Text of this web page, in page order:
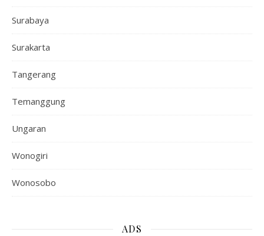
Surabaya
Surakarta
Tangerang
Temanggung
Ungaran
Wonogiri
Wonosobo
ADS